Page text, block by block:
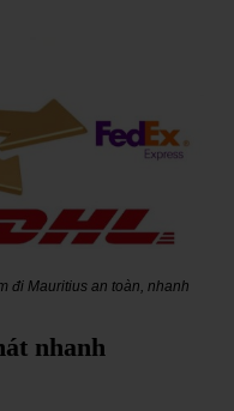
đi Mauritius an toàn, nhanh
nhanh